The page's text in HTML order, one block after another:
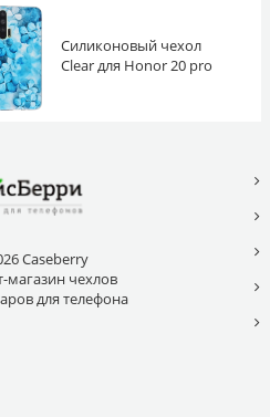
Силиконовый чехол
Clear для Honor 20 pro
Caseberry
магазин чехлов
для телефона